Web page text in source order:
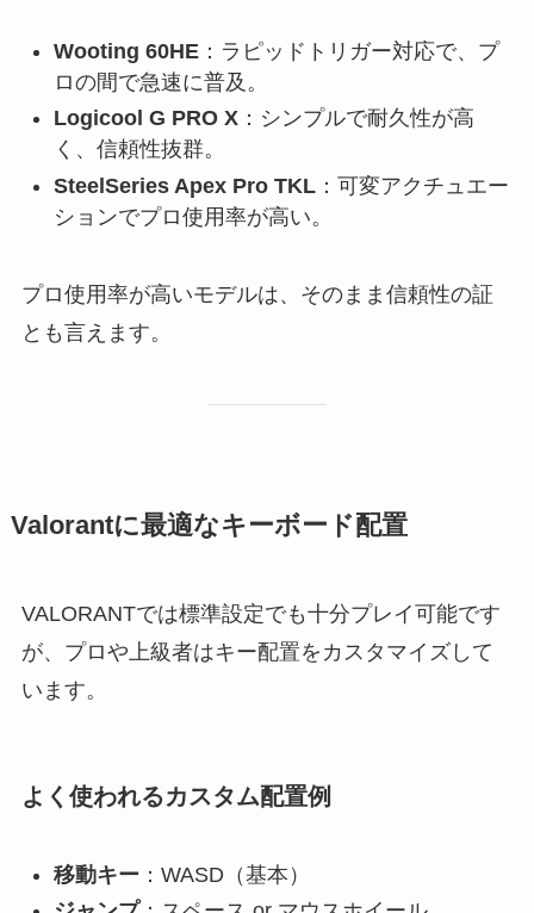
Wooting 60HE：ラピッドトリガー対応で、プ
ロの間で急速に普及。
Logicool G PRO X：シンプルで耐久性が高
く、信頼性抜群。
SteelSeries Apex Pro TKL：可変アクチュエー
ションでプロ使用率が高い。
プロ使用率が高いモデルは、そのまま信頼性の証
とも言えます。
Valorantに最適なキーボード配置
VALORANTでは標準設定でも十分プレイ可能です
が、プロや上級者はキー配置をカスタマイズして
います。
よく使われるカスタム配置例
移動キー ：WASD（基本）